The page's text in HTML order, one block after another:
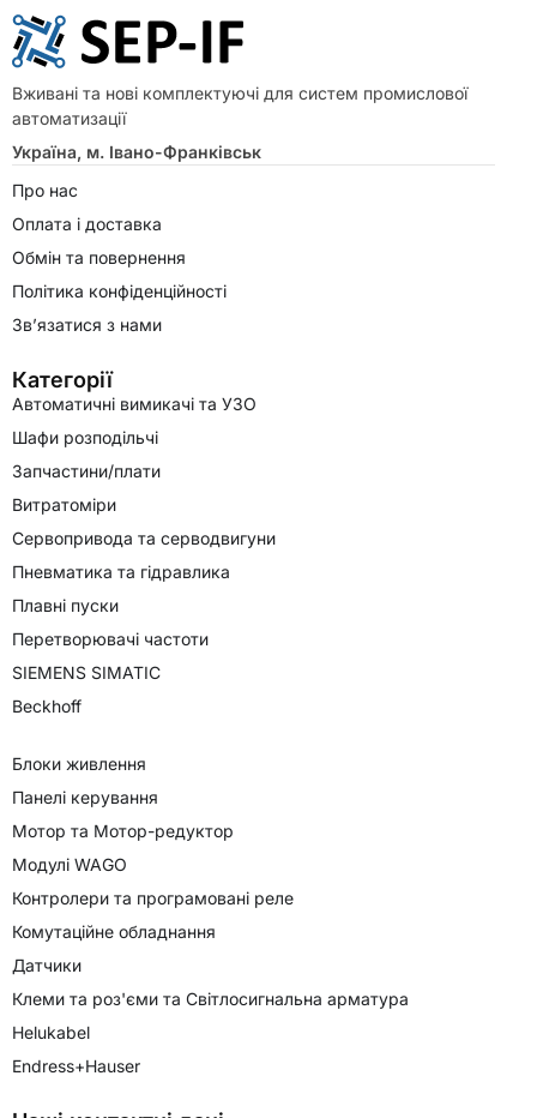
Вживані та нові комплектуючі для систем промислової
автоматизації
Україна, м. Івано-Франківськ
Про нас
Оплата і доставка
Обмін та повернення
Політика конфіденційності
Зв’язатися з нами
Категорії
Автоматичні вимикачі та УЗО
Шафи розподільчі
Запчастини/плати
Витратоміри
Сервопривода та серводвигуни
Пневматика та гідравлика
Плавні пуски
Перетворювачі частоти
SIEMENS SIMATIC
Beckhoff
Блоки живлення
Панелі керування
Мотор та Мотор-редуктор
Модулі WAGO
Контролери та програмовані реле
Комутаційне обладнання
Датчики
Клеми та роз'єми та Світлосигнальна арматура
Helukabel
Endress+Hauser